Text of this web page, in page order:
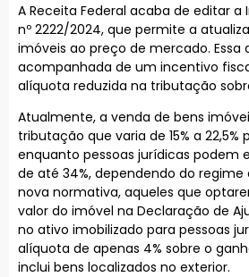
A Receita Federal acaba de editar a
nº 2222/2024, que permite a
imóveis ao preço de mercado. Essa
acompanhada de um incentivo
alíquota reduzida na tributação
Atualmente, a venda de bens
tributação que varia de 15% a 22,5%
enquanto pessoas jurídicas podem
de até 34%, dependendo do
nova normativa, aqueles que
valor do imóvel na Declaração de
no ativo imobilizado para pessoas
alíquota de apenas 4% sobre o
inclui bens localizados no exterior.